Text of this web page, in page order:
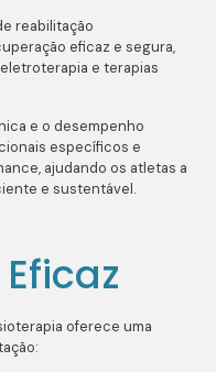
reabilitação
eficaz e segura,
e terapias
e o desempenho
específicos e
ajudando os atletas a
e sustentável.
oferece uma